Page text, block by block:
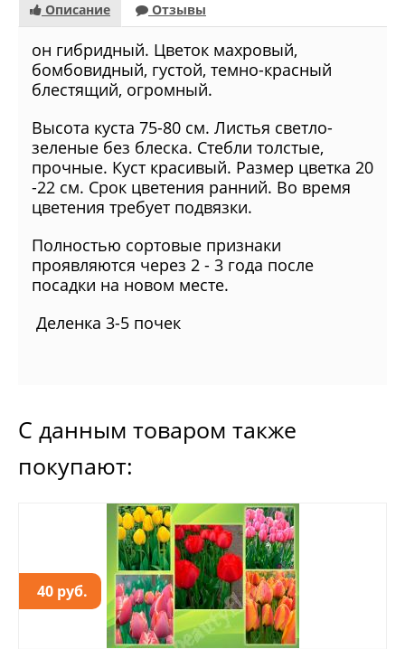
Описание Отзывы
он гибридный. Цветок махровый,
бомбовидный, густой, темно-красный
блестящий, огромный.
Высота куста 75-80 см. Листья светло-
зеленые без блеска. Стебли толстые,
прочные. Куст красивый. Размер цветка 20
-22 см. Срок цветения ранний. Во время
цветения требует подвязки.
Полностью сортовые признаки
проявляются через 2 - 3 года после
посадки на новом месте.
Деленка 3-5 почек
С данным товаром также
покупают:
40 руб.